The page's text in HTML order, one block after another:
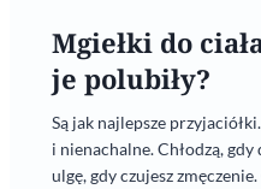
Mgiełki do
je polubiły?
Są jak najlepsze
i nienachalne. Chłodzą,
ulgę, gdy czujesz